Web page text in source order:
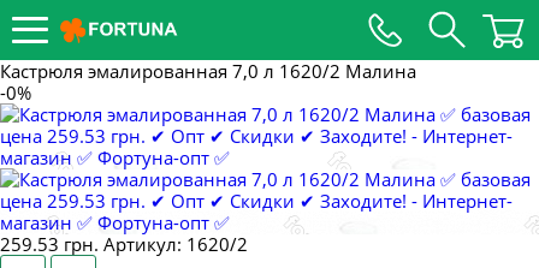
Кастрюля эмалированная 7,0 л 1620/2 Малина
-0%
259.53 грн. Артикул: 1620/2
ПОСТУПЛЕНИЕ ТОВАРА 9 ФЕВРАЛЯ
ПОСТУПЛЕНИЕ 1 ФЕВРАЛЯ
ПОСТУПЛЕНИЕ 31 ЯНВАРЯ
НОВИНКИ ДЕКАБРЯ
ПОСТУПЛЕНИЕ 24 ДЕКАБРЯ